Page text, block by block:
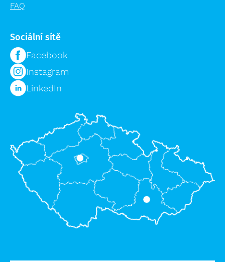
FAQ
Sociální sítě
Facebook
Instagram
LinkedIn